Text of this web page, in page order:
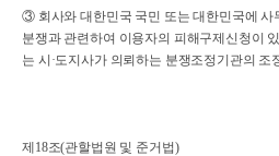
③ 회사와 대한민국 국민 또는 대한민국에 사
분쟁과 관련하여 이용자의 피해구제신청이
는 시·도지사가 의뢰하는 분쟁조정기관의 조
제18조(관할법원 및 준거법)